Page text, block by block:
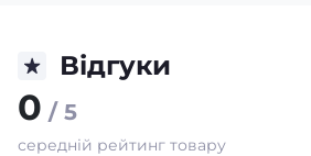
Відгуки
0 / 5
середній рейтинг товару